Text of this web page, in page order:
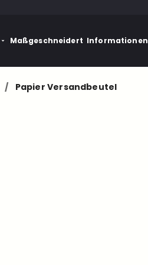
Maßgeschneidert Informationen
/ Papier Versandbeutel